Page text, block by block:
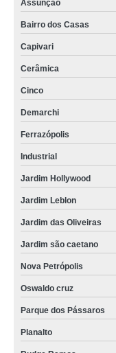
Assunção
Bairro dos Casas
Capivari
Cerâmica
Cinco
Demarchi
Ferrazópolis
Industrial
Jardim Hollywood
Jardim Leblon
Jardim das Oliveiras
Jardim são caetano
Nova Petrópolis
Oswaldo cruz
Parque dos Pássaros
Planalto